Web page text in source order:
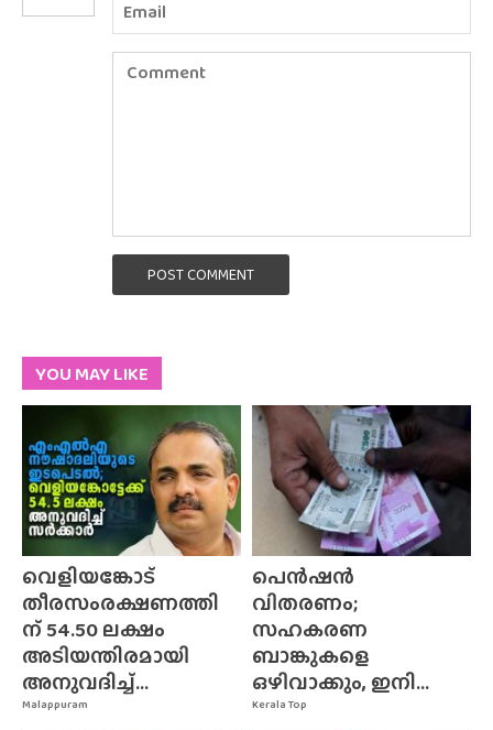
POST COMMENT
YOU MAY LIKE
Malappuram
വെളിയങ്കോട്
തീരസംരക്ഷണത്തി
ന് 54.50 ലക്ഷം
അടിയന്തിരമായി
അനുവദിച്ച്...
Kerala Top
പെൻഷൻ
വിതരണം;
സഹകരണ
ബാങ്കുകളെ
ഒഴിവാക്കും, ഇനി...